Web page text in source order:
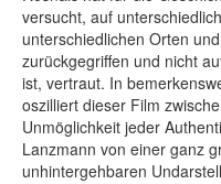
versucht, auf
unterschiedlichen Orten
zurückgegriffen und nicht
ist, vertraut. In
oszilliert dieser Film
Unmöglichkeit jeder
Lanzmann von einer ganz
unhintergehbaren